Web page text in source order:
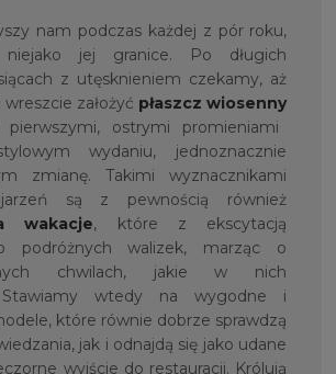
nam podczas każdej z pór roku,
niejako jej granice. Po długich
z utęsknieniem czekamy, aż
założyć płaszcz wiosenny
ostrymi promieniami
wydaniu, jednoznacznie
zmianę. Takimi wyznacznikami
są z pewnością również
wakacje, które z ekscytacją
podróżnych walizek, marząc o
chwilach, jakie w nich
Stawiamy wtedy na wygodne i
które równie dobrze sprawdzą
jak i odnajdą się jako udane
wyjście do restauracji. Królują